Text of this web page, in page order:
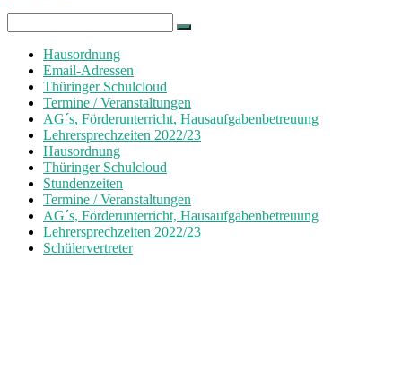
for:
Hausordnung
Email-Adressen
Thüringer Schulcloud
Termine / Veranstaltungen
AG´s, Förderunterricht, Hausaufgabenbetreuung
Lehrersprechzeiten 2022/23
Hausordnung
Thüringer Schulcloud
Stundenzeiten
Termine / Veranstaltungen
AG´s, Förderunterricht, Hausaufgabenbetreuung
Lehrersprechzeiten 2022/23
Schülervertreter